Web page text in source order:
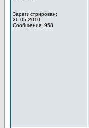
Зарегистрирован:
26.05.2010
Сообщения: 958